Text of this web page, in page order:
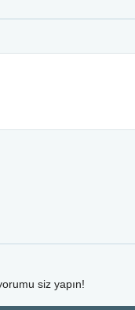
siz yapın!